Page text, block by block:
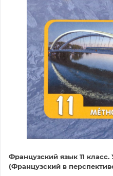
Французский язык 11
(Французский в